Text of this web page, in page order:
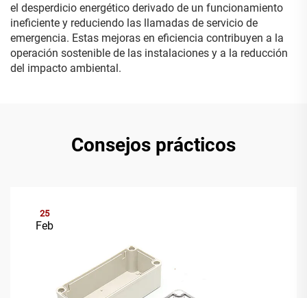
el desperdicio energético derivado de un funcionamiento
ineficiente y reduciendo las llamadas de servicio de
emergencia. Estas mejoras en eficiencia contribuyen a la
operación sostenible de las instalaciones y a la reducción
del impacto ambiental.
Consejos prácticos
25
Feb